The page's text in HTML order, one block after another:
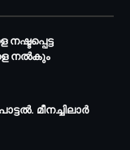
നല്‍കും
മീനച്ചിലാര്‍